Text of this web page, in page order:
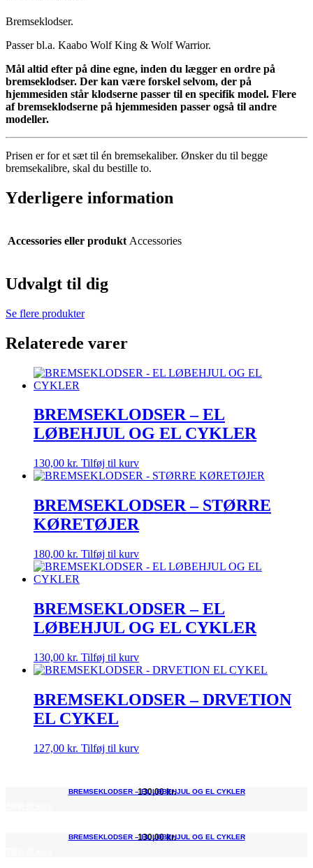
Bremseklodser.
Passer bl.a. Kaabo Wolf King & Wolf Warrior.
Mål altid efter på dine egne, inden du lægger en ordre på
bremseklodser. Der kan være forskel selvom, der på
hjemmesiden står klodserne passer til en specifik model. Flere
af bremseklodserne på hjemmesiden passer også til andre
modeller.
Prisen er for et sæt til én bremsekaliber. Ønsker du til begge
bremsekalibre, skal du bestille to.
Yderligere information
Accessories eller produkt Accessories
Udvalgt til dig
Se flere produkter
Relaterede varer
BREMSEKLODSER – EL
LØBEHJUL OG EL CYKLER
130,00 kr. Tilføj til kurv
BREMSEKLODSER – STØRRE
KØRETØJER
180,00 kr. Tilføj til kurv
BREMSEKLODSER – EL
LØBEHJUL OG EL CYKLER
130,00 kr. Tilføj til kurv
BREMSEKLODSER – DRVETION
EL CYKEL
127,00 kr. Tilføj til kurv
130,00kr.
BREMSEKLODSER – EL LØBEHJUL OG EL CYKLER
130,00kr.
BREMSEKLODSER – EL LØBEHJUL OG EL CYKLER